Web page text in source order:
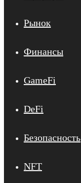
Рынок
Финансы
GameFi
DeFi
Безопасность
NFT